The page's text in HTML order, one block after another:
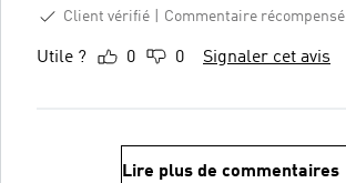
Client vérifié
Commentaire récompensé
Utile ? 0 0 Signaler cet avis
Lire plus de commentaires